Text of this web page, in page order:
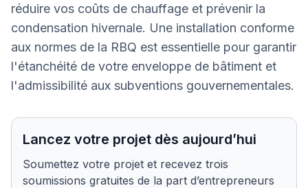
réduire vos coûts de chauffage et prévenir la
condensation hivernale. Une installation conforme
aux normes de la RBQ est essentielle pour garantir
l'étanchéité de votre enveloppe de bâtiment et
l'admissibilité aux subventions gouvernementales.
Lancez votre projet dès aujourd’hui
Soumettez votre projet et recevez trois
soumissions gratuites de la part d’entrepreneurs